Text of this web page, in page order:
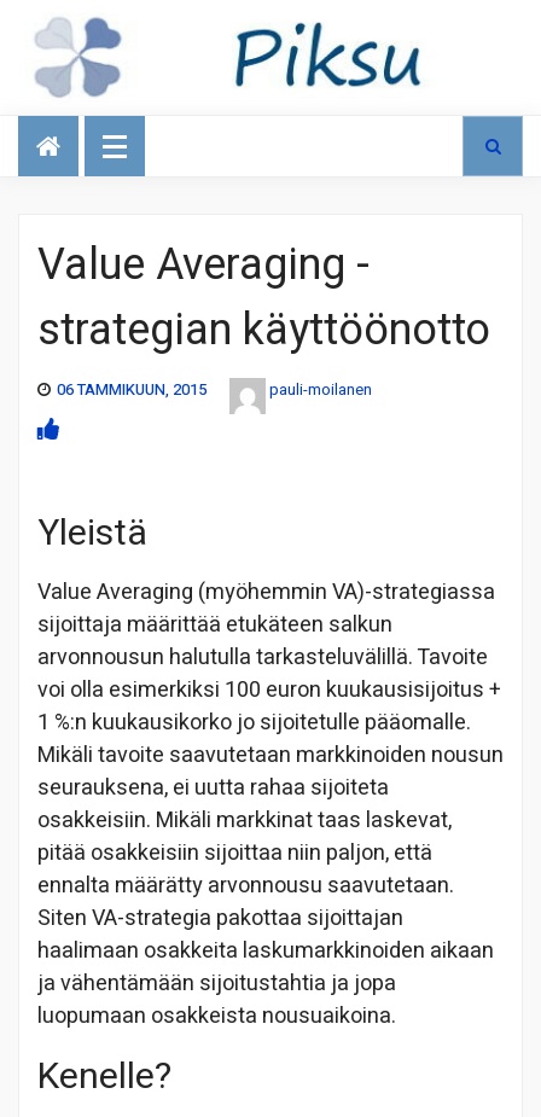
Talous
Value Averaging -
strategian käyttöönotto
06 TAMMIKUUN, 2015 pauli-moilanen
Yleistä
Value Averaging (myöhemmin VA)-strategiassa
sijoittaja määrittää etukäteen salkun
arvonnousun halutulla tarkasteluvälillä. Tavoite
voi olla esimerkiksi 100 euron kuukausisijoitus +
1 %:n kuukausikorko jo sijoitetulle pääomalle.
Mikäli tavoite saavutetaan markkinoiden nousun
seurauksena, ei uutta rahaa sijoiteta
osakkeisiin. Mikäli markkinat taas laskevat,
pitää osakkeisiin sijoittaa niin paljon, että
ennalta määrätty arvonnousu saavutetaan.
Siten VA-strategia pakottaa sijoittajan
haalimaan osakkeita laskumarkkinoiden aikaan
ja vähentämään sijoitustahtia ja jopa
luopumaan osakkeista nousuaikoina.
Kenelle?